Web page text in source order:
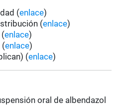
(enlace)
(enlace)
(enlace)
(enlace)
(enlace)
oral de albendazol